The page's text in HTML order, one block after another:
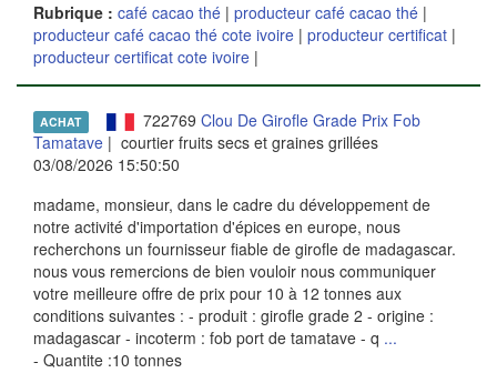
Rubrique : café cacao thé | producteur café cacao thé |
producteur café cacao thé cote ivoire | producteur certificat |
producteur certificat cote ivoire |
ACHAT 722769 Clou De Girofle Grade Prix Fob
Tamatave | courtier fruits secs et graines grillées
03/08/2026 15:50:50
madame, monsieur, dans le cadre du développement de
notre activité d'importation d'épices en europe, nous
recherchons un fournisseur fiable de girofle de madagascar.
nous vous remercions de bien vouloir nous communiquer
votre meilleure offre de prix pour 10 à 12 tonnes aux
conditions suivantes : - produit : girofle grade 2 - origine :
madagascar - incoterm : fob port de tamatave - q ...
- Quantite :10 tonnes